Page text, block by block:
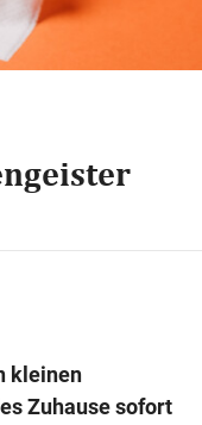
kleinen
Zuhause sofort